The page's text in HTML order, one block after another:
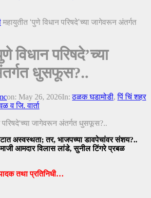
महायुतीत ‘पुणे विधान परिषदे’च्या जागेवरून अंतर्गत
विधान परिषदे’च्या
धुसफूस?..
on: May 26, 2026In:ठळक घडामोडी,पिं चिं शहर
व जि. वार्ता
अस्वस्थता; तर, भाजपच्या डावपेचांवर संशय?..
माजी आमदार विलास लांडे, सुनील टिंगरे प्रबळ
तथा प्रतिनिधी…